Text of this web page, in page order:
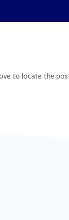
to locate the